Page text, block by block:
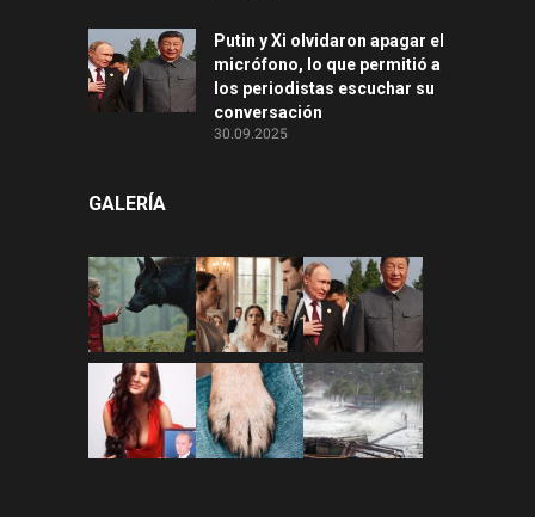
Putin y Xi olvidaron apagar el
micrófono, lo que permitió a
los periodistas escuchar su
conversación
30.09.2025
GALERÍA